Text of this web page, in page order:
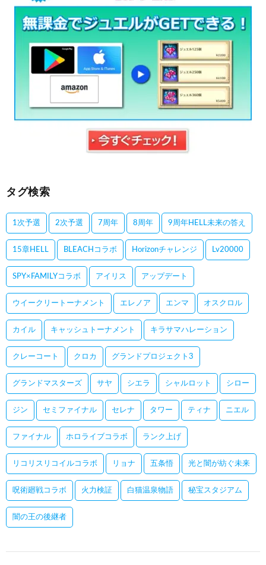
タグ検索
1次予選 2次予選 7周年 8周年 9周年HELL未来の答え
15章HELL BLEACHコラボ Horizonチャレンジ Lv20000
SPY×FAMILYコラボ アイリス アップデート
ウイークリートーナメント エレノア エンマ オスクロル
カイル キャッシュトーナメント キラサマハレーション
クレーコート クロカ グランドプロジェクト3
グランドマスターズ サヤ シエラ シャルロット シロー
ジン セミファイナル セレナ タワー ティナ ニエル
ファイナル ホロライブコラボ ランク上げ
リコリスリコイルコラボ リョナ 五条悟 光と闇が紡ぐ未来
呪術廻戦コラボ 火力検証 白猫温泉物語 秘宝スタジアム
闇の王の後継者